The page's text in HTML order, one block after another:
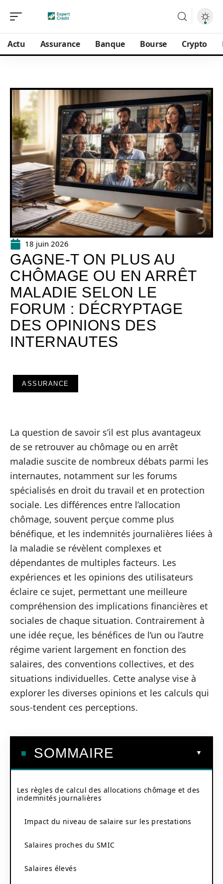
Actu Assurance Banque Bourse Crypto
18 juin 2026
GAGNE-T ON PLUS AU
CHÔMAGE OU EN ARRÊT
MALADIE SELON LE
FORUM : DÉCRYPTAGE
DES OPINIONS DES
INTERNAUTES
ASSURANCE
La question de savoir s’il est plus avantageux
de se retrouver au chômage ou en arrêt
maladie suscite de nombreux débats parmi les
internautes, notamment sur les forums
spécialisés en droit du travail et en protection
sociale. Les différences entre l’allocation
chômage, souvent perçue comme plus
bénéfique, et les indemnités journalières liées à
la maladie se révèlent complexes et
dépendantes de multiples facteurs. Les
expériences et les opinions des utilisateurs
éclaire ce sujet, permettant une meilleure
compréhension des implications financières et
sociales de chaque situation. Contrairement à
une idée reçue, les bénéfices de l’un ou l’autre
régime varient largement en fonction des
salaires, des conventions collectives, et des
situations individuelles. Cette analyse vise à
explorer les diverses opinions et les calculs qui
sous-tendent ces perceptions.
SOMMAIRE
Les règles de calcul des allocations chômage et des
indemnités journalières
Impact du niveau de salaire sur les prestations
Salaires proches du SMIC
Salaires élevés